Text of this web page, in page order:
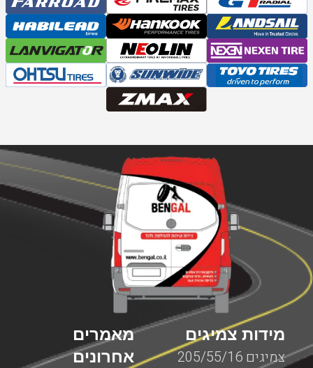
מאמרים
אחרונים
מידות צמיגים
צמיגים 205/55/16